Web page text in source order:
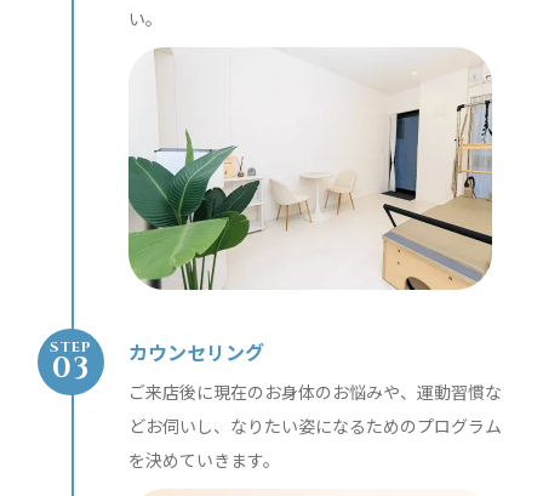
い。
STEP カウンセリング
ご来店後に現在のお身体のお悩みや、運動習慣な
どお伺いし、なりたい姿になるためのプログラム
を決めていきます。